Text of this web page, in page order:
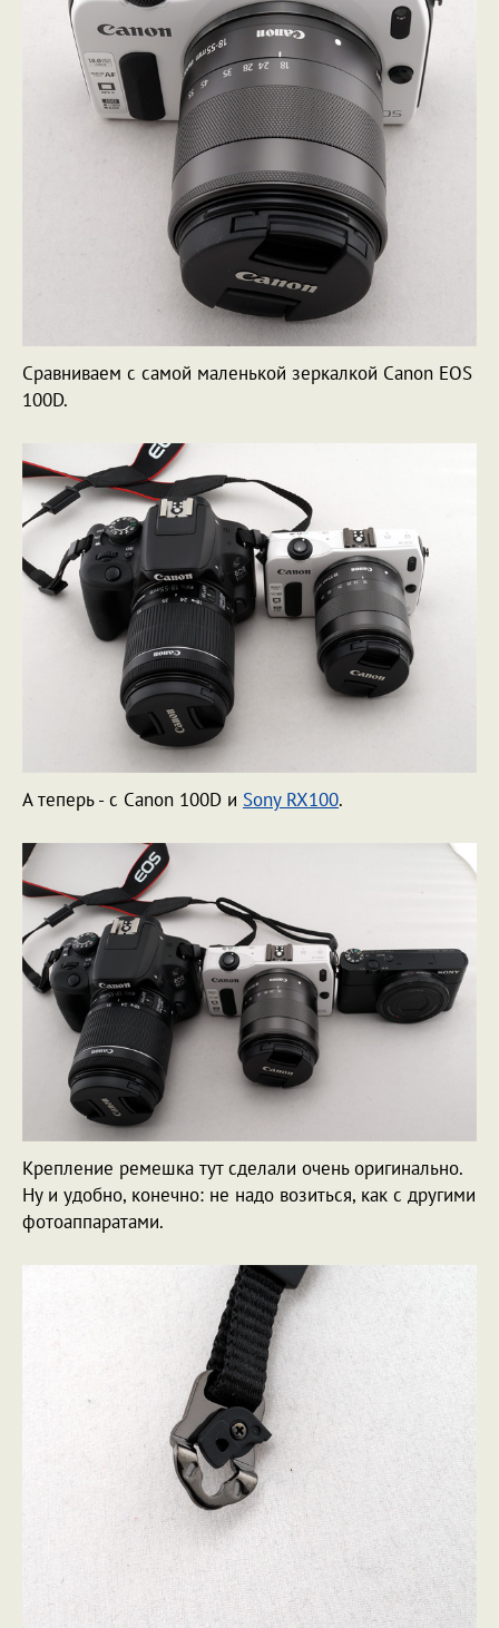
Сравниваем с самой маленькой зеркалкой Canon EOS
100D.
А теперь - с Canon 100D и Sony RX100.
Крепление ремешка тут сделали очень оригинально.
Ну и удобно, конечно: не надо возиться, как с другими
фотоаппаратами.